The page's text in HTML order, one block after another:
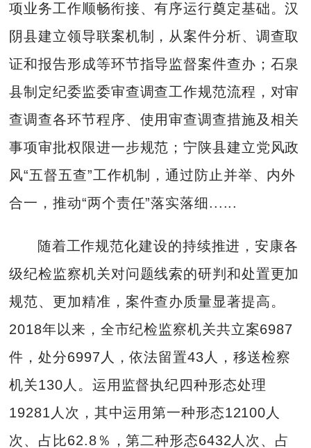
项业务工作顺畅衔接、有序运行奠定基础。汉
阴县建立领导联案机制，从案件分析、调查取
证和报告形成等环节指导监督案件查办；石泉
县制定纪委监委审查调查工作规范流程，对审
查调查各环节程序、使用审查调查措施及相关
事项审批权限进一步规范；宁陕县建立党风政
风“五督五查”工作机制，通过防止并举、内外
合一，推动“两个责任”落实落细......
随着工作规范化建设的持续推进，安康各
级纪检监察机关对问题线索的研判和处置更加
规范、更加精准，案件查办质量显著提高。
2018年以来，全市纪检监察机关共立案6987
件，处分6997人，依法留置43人，移送检察
机关130人。运用监督执纪四种形态处理
19281人次，其中运用第一种形态12100人
次、占比62.8％，第二种形态6432人次、占